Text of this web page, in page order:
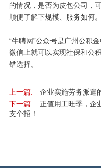
的情况，是否为皮包公司，
顺便了解下规模、服务如何。
“牛聘网”公众号是广州公积
微信上就可以实现社保和公
错选择。
上一篇:
企业实施劳务派遣
下一篇:
正值用工旺季，企
支个招！